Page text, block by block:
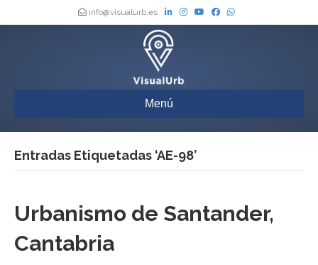
info@visualurb.es
Menú
Entradas Etiquetadas ‘AE-98’
Urbanismo de Santander,
Cantabria